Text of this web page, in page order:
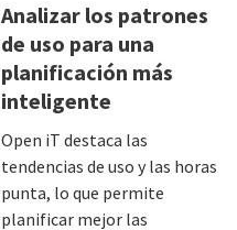
Analizar los patrones
de uso para una
planificación más
inteligente
Open iT destaca las
tendencias de uso y las horas
punta, lo que permite
planificar mejor las